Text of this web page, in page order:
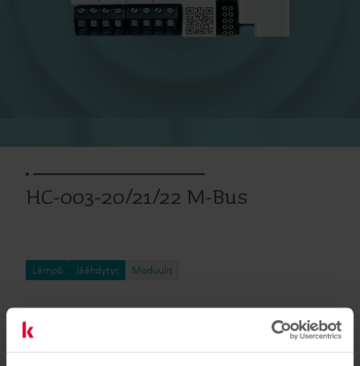
HC-003-20/21/22 M-Bus
Lämpö Jäähdytys Moduulit